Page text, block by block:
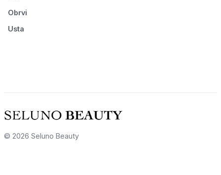
Obrvi
Usta
© 2026 Seluno Beauty